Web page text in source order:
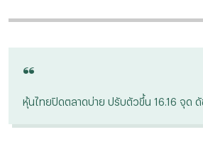
“
หุ้นไทยปิดตลาดบ่าย ปรับตัวขึ้น 16.16 จุด